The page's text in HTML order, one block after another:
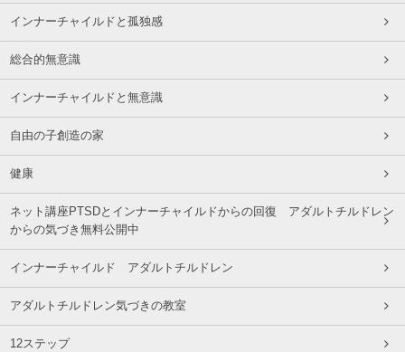
インナーチャイルドと孤独感
総合的無意識
インナーチャイルドと無意識
自由の子創造の家
健康
ネット講座PTSDとインナーチャイルドからの回復 アダルトチルドレン
からの気づき無料公開中
インナーチャイルド アダルトチルドレン
アダルトチルドレン気づきの教室
12ステップ